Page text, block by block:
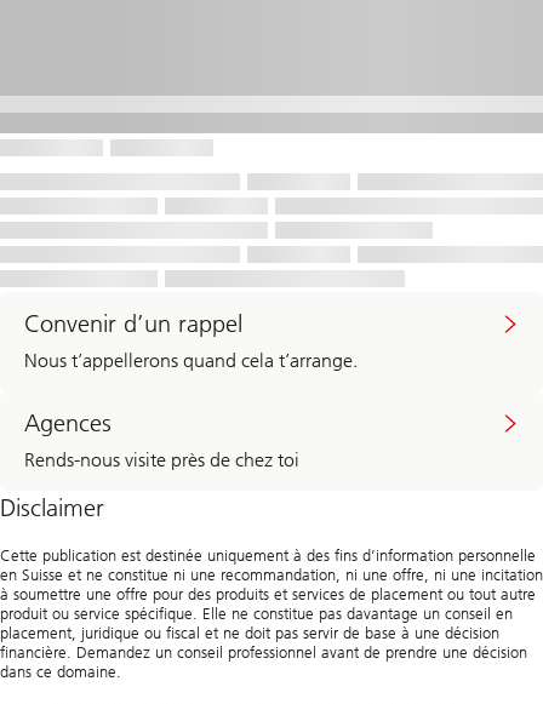
Convenir d’un rappel
Nous t’appellerons quand cela t’arrange.
Agences
Rends-nous visite près de chez toi
Disclaimer
Cette publication est destinée uniquement à des fins d’information personnelle
en Suisse et ne constitue ni une recommandation, ni une offre, ni une incitation
à soumettre une offre pour des produits et services de placement ou tout autre
produit ou service spécifique. Elle ne constitue pas davantage un conseil en
placement, juridique ou fiscal et ne doit pas servir de base à une décision
financière. Demandez un conseil professionnel avant de prendre une décision
dans ce domaine.